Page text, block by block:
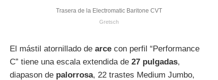
Trasera de la Electromatic Baritone CVT
Gretsch
El mástil atornillado de arce con perfil “Performance
C” tiene una escala extendida de 27 pulgadas,
diapason de palorrosa, 22 trastes Medium Jumbo,